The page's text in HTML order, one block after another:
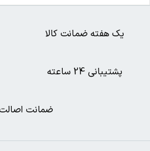
ضمانت اصالت
پشتیبانی 24 ساعته
یک هفته ضمانت کالا